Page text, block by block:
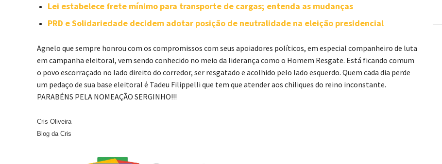
Lei estabelece frete mínimo para transporte de cargas; entenda as mudanças
PRD e Solidariedade decidem adotar posição de neutralidade na eleição presidencial
Agnelo que sempre honrou com os compromissos com seus apoiadores políticos, em especial companheiro de luta
em campanha eleitoral, vem sendo conhecido no meio da liderança como o Homem Resgate. Está ficando comum
o povo escorraçado no lado direito do corredor, ser resgatado e acolhido pelo lado esquerdo. Quem cada dia perde
um pedaço de sua base eleitoral é Tadeu Filippelli que tem que atender aos chiliques do reino inconstante.
PARABÉNS PELA NOMEAÇÃO SERGINHO!!!
Cris Oliveira
Blog da Cris